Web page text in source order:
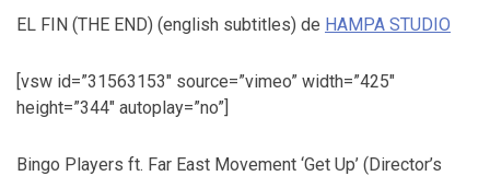
EL FIN (THE END) (english subtitles) de HAMPA STUDIO
[vsw id=”31563153″ source=”vimeo” width=”425″
height=”344″ autoplay=”no”]
Bingo Players ft. Far East Movement ‘Get Up’ (Director’s